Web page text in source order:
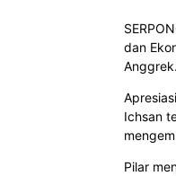
dan
Ichsan
Pilar